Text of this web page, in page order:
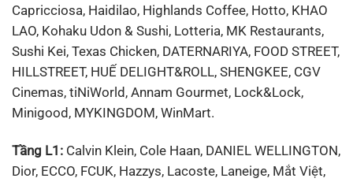
Capricciosa, Haidilao, Highlands Coffee, Hotto, KHAO
LAO, Kohaku Udon & Sushi, Lotteria, MK Restaurants,
Sushi Kei, Texas Chicken, DATERNARIYA, FOOD STREET,
HILLSTREET, HUẾ DELIGHT&ROLL, SHENGKEE, CGV
Cinemas, tiNiWorld, Annam Gourmet, Lock&Lock,
Minigood, MYKINGDOM, WinMart.
Tầng L1: Calvin Klein, Cole Haan, DANIEL WELLINGTON,
Dior, ECCO, FCUK, Hazzys, Lacoste, Laneige, Mắt Việt,